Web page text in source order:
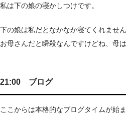
私は下の娘の寝かしつけです。
下の娘は私だとなかなか寝てくれません
お母さんだと瞬殺なんですけどね、母は
21:00 ブログ
ここからは本格的なブログタイムが始ま